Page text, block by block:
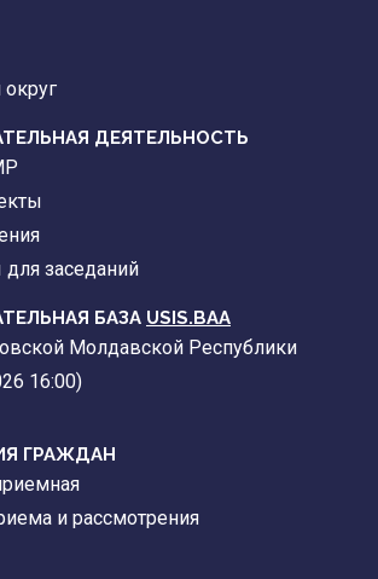
округ
ДЕЯТЕЛЬНОСТЬ
заседаний
БАЗА USIS.BAA
Молдавской Республики
16:00)
ГРАЖДАН
и рассмотрения